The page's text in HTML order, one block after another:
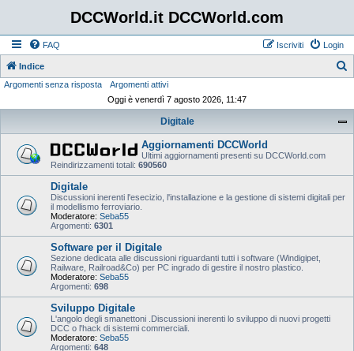
DCCWorld.it DCCWorld.com
FAQ Login
Iscriviti
Indice
Argomenti senza risposta
Argomenti attivi
Oggi è venerdì 7 agosto 2026, 11:47
Digitale
Aggiornamenti DCCWorld
Ultimi aggiornamenti presenti su DCCWorld.com
Reindirizzamenti totali: 690560
Digitale
Discussioni inerenti l'esecizio, l'installazione e la gestione di sistemi digitali per
il modellismo ferroviario.
Moderatore: Seba55
Argomenti: 6301
Software per il Digitale
Sezione dedicata alle discussioni riguardanti tutti i software (Windigipet,
Railware, Railroad&Co) per PC ingrado di gestire il nostro plastico.
Moderatore: Seba55
Argomenti: 698
Sviluppo Digitale
L'angolo degli smanettoni .Discussioni inerenti lo sviluppo di nuovi progetti
DCC o l'hack di sistemi commerciali.
Moderatore: Seba55
Argomenti: 648